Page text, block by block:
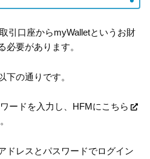
引口座からmyWalletというお財
必要があります。
下の通りです。
ードを入力し、HFMに こちら
ドレスとパスワードでログイン